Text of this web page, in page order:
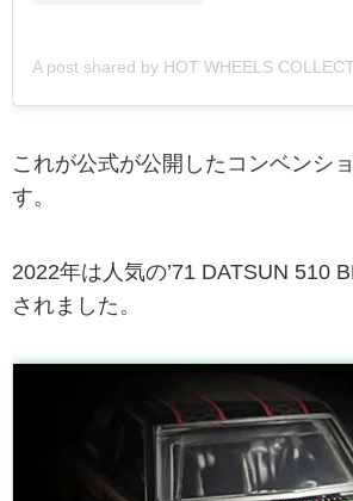
これが公式が公開したコンベンシ
す。
2022年は人気の’71 DATSUN 510
されました。